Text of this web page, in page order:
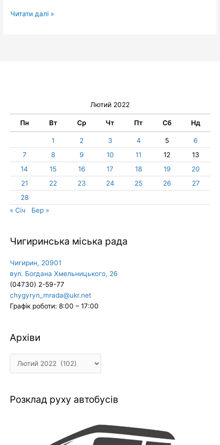
Читати далі »
Лютий 2022
Пн Вт Ср Чт Пт Сб Нд
1 2 3 4 5
6
7
8 9 10 11 12
13
14
15 16 17 18 19
20
21
22 23 24 25 26
27
28
« Січ
Бер »
Чигиринська міська рада
Чигирин, 20901
вул. Богдана Хмельницького, 26
(04730) 2-59-77
chygyryn_mrada@ukr.net
Графік роботи: 8:00 – 17:00
Архіви
Архіви
Розклад руху автобусів